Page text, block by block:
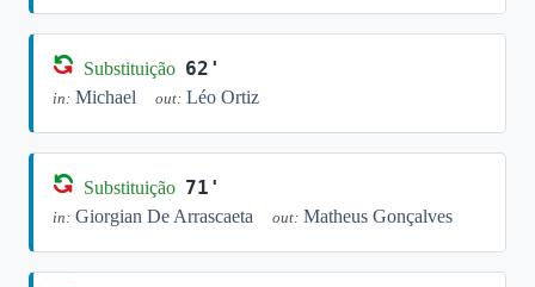
Substituição 62'
in: Michael out: Léo Ortiz
Substituição 71'
in: Giorgian De Arrascaeta out: Matheus Gonçalves